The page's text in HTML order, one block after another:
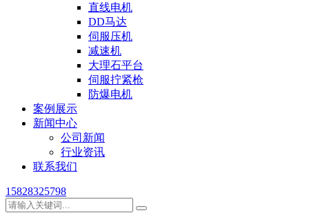
直线电机
DD马达
伺服压机
减速机
大理石平台
伺服拧紧枪
防爆电机
案例展示
新闻中心
公司新闻
行业资讯
联系我们
15828325798